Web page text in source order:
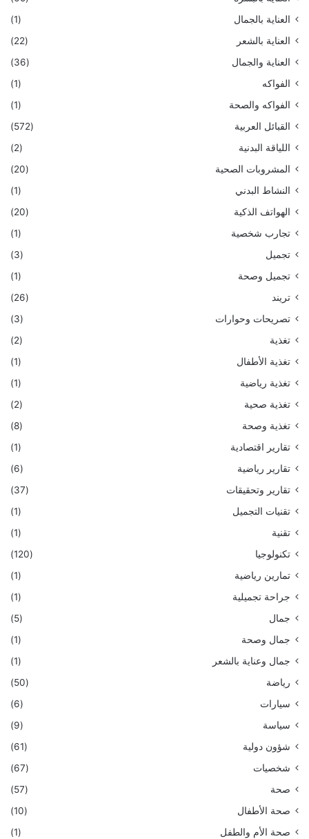
العناية بالجمال
(1)
العناية بالشعر
(22)
العناية والجمال
(36)
الفواكه
(1)
الفواكه والصحة
(1)
القبائل العربية
(572)
اللياقة البدنية
(2)
المشروبات الصحية
(20)
النشاط البدني
(1)
الهواتف الذكية
(20)
تجارب شخصية
(1)
تجميل
(3)
تجميل وصحة
(1)
تريند
(26)
تصريحات وحوارات
(3)
تغذية
(2)
تغذية الأطفال
(1)
تغذية رياضية
(1)
تغذية صحية
(2)
تغذية وصحة
(8)
تقارير اقتصادية
(1)
تقارير رياضية
(6)
تقارير وتحقيقات
(37)
تقنيات التجميل
(1)
تقنية
(1)
تكنولوجيا
(120)
تمارين رياضية
(1)
جراحة تجميلية
(1)
جمال
(5)
جمال وصحة
(1)
جمال وعناية بالشعر
(1)
رياضة
(50)
سيارات
(6)
سياسة
(9)
شؤون دولية
(61)
شخصيات
(67)
صحة
(57)
صحة الأطفال
(10)
صحة الأم والطفل
(1)